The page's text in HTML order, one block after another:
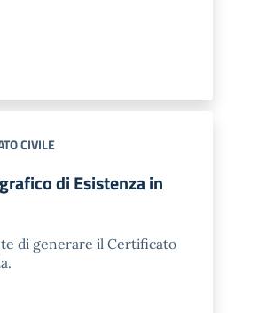
CIVILE
di Esistenza in
di generare il Certificato